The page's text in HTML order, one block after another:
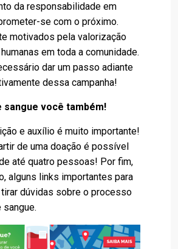
da responsabilidade em
se com o próximo.
motivados pela valorização
em toda a comunidade.
dar um passo adiante
dessa campanha!
sangue você também!
e auxílio é muito importante!
de uma doação é possível
até quatro pessoas! Por fim,
alguns links importantes para
dúvidas sobre o processo
sangue.